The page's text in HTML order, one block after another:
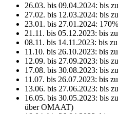
26.03. bis 09.04.2024: bis
27.02. bis 12.03.2024: bis
23.01. bis 27.01.2024:
21.11. bis 05.12.2023: bis
08.11. bis 14.11.2023: bis
11.10. bis 26.10.2023: bis
12.09. bis 27.09.2023: bis
17.08. bis 30.08.2023: bis
11.07. bis 26.07.2023: bis
13.06. bis 27.06.2023: bis
16.05. bis 30.05.2023: bis
über OMAAT)